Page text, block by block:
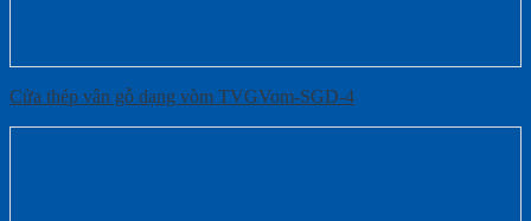
Cửa thép vân gỗ dạng vòm TVGVom-SGD-4